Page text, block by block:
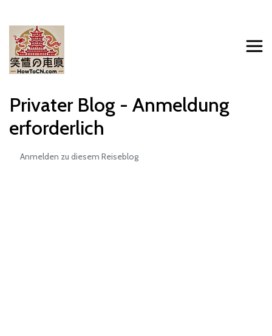
Privater Blog - Anmeldung
erforderlich
Anmelden zu diesem Reiseblog